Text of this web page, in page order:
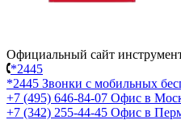
Официальный сайт
*2445
*2445 Звонки с мобильных
+7 (495) 646-84-07 Офис в
+7 (342) 255-44-45 Офис в